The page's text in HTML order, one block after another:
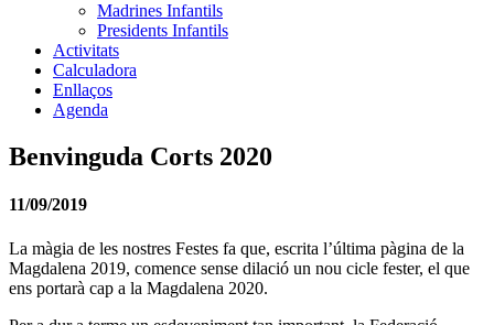
Madrines Infantils
Presidents Infantils
Activitats
Calculadora
Enllaços
Agenda
Benvinguda Corts 2020
11/09/2019
La màgia de les nostres Festes fa que, escrita l’última pàgina de la
Magdalena 2019, comence sense dilació un nou cicle fester, el que
ens portarà cap a la Magdalena 2020.